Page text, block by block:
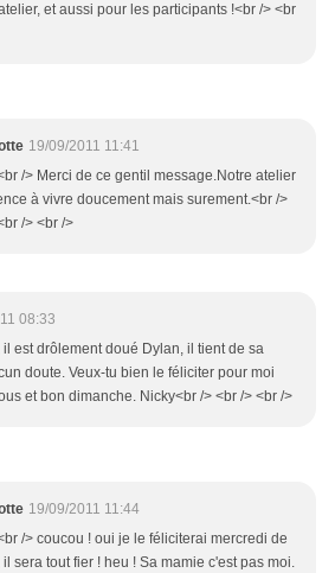
et aussi pour les participants !<br /> <br
19/09/2011 11:41
/> Merci de ce gentil message.Notre atelier
à vivre doucement mais surement.<br />
/> <br />
08:33
il est drôlement doué Dylan, il tient de sa
doute. Veux-tu bien le féliciter pour moi
et bon dimanche. Nicky<br /> <br /> <br />
19/09/2011 11:44
/> coucou ! oui je le féliciterai mercredi de
il sera tout fier ! heu ! Sa mamie c'est pas moi.